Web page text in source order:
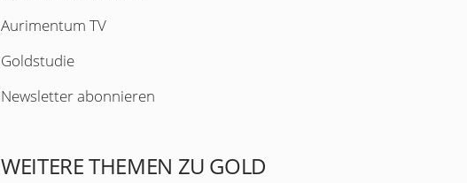
Aurimentum TV
Goldstudie
Newsletter abonnieren
WEITERE THEMEN ZU GOLD